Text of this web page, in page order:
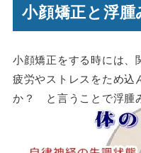
小顔矯正と浮腫
小顔矯正をする時には、
疲労やストレスをため込
か？ と言うことで浮腫